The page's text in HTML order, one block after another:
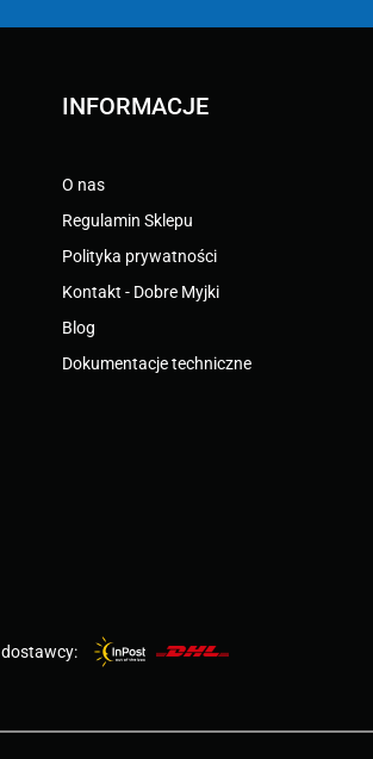
INFORMACJE
O nas
Regulamin Sklepu
Polityka prywatności
Kontakt - Dobre Myjki
Blog
Dokumentacje techniczne